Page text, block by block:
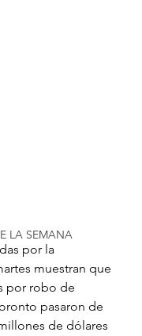
LA SEMANA
por la
muestran que
por robo de
pasaron de
de dólares